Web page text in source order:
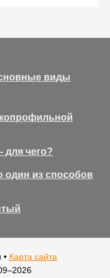
виды
чего?
один из способов
• Карта сайта
2026